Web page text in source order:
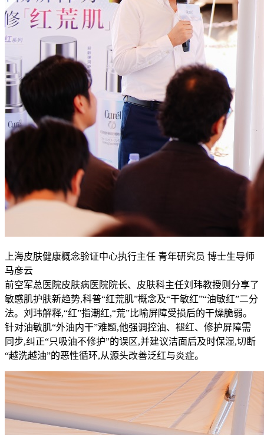
上海皮肤健康概念验证中心执行主任 青年研究员 博士生导师
马彦云
前空军总医院皮肤病医院院长、皮肤科主任刘玮教授则分享了
敏感肌护肤新趋势,科普“红荒肌”概念及“干敏红”“油敏红”二分
法。刘玮解释,“红”指潮红,“荒”比喻屏障受损后的干燥脆弱。
针对油敏肌“外油内干”难题,他强调控油、褪红、修护屏障需
同步,纠正“只吸油不修护”的误区,并建议洁面后及时保湿,切断
“越洗越油”的恶性循环,从源头改善泛红与炎症。